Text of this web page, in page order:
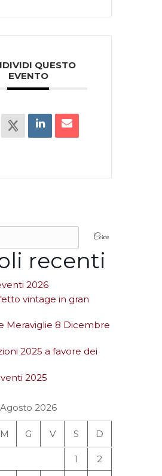
QUESTO
EVENTO
Cerca
recenti
2026
vintage in gran
Meraviglie 8 Dicembre
2025 a favore dei
2025
Agosto 2026
M G V S D
1
2